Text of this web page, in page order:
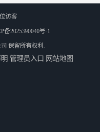
位访客
备2025390040号-1
保留所有权利.
管理员入口 网站地图